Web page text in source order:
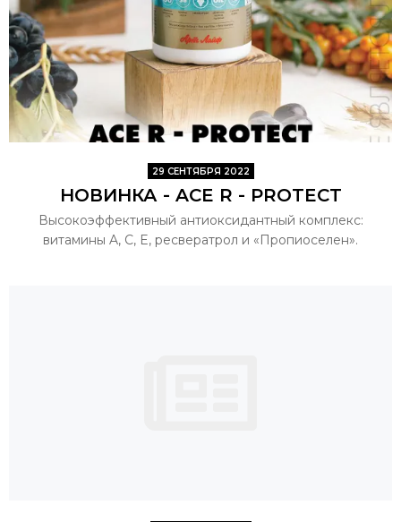
29 СЕНТЯБРЯ 2022
НОВИНКА - ACE R - PROTECT
Высокоэффективный антиоксидантный комплекс:
витамины A, C, E, ресвератрол и «Пропиоселен».